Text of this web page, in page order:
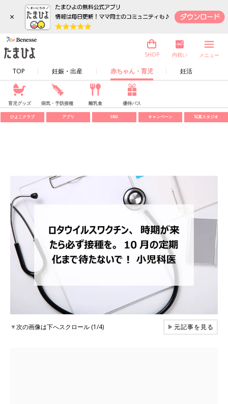
×
TOP 妊娠・出産 赤ちゃん・育児 妊活
SHOP 内祝い メニュー
育児グッズ 病気・予防接種 離乳食 優待パス
ひよこクラブ アプリ SNS キャンペーン 写真スタジオ
▼次の画像は下へスクロール (1/4) ▶元記事を見る